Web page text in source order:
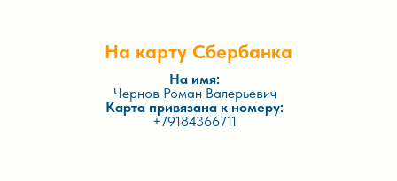
На карту Сбербанка
На имя:
Чернов Роман Валерьевич
Карта привязана к номеру:
+79184366711